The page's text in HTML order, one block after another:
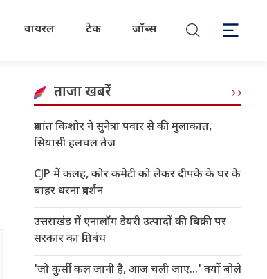
वायरल टेक जॉब्स
ताजा खबरें
प्रशांत किशोर ने सुनेत्रा पवार से की मुलाकात,
सियासी हलचल तेज
CJP में कलह, कोर कमेटी को लेकर दीपके के घर के
बाहर धरना प्रदर्शन
उत्तराखंड में एनालॉग डेयरी उत्पादों की बिक्री पर
सरकार का प्रतिबंध
'जो कुर्सी कल जानी है, आज चली जाए...' क्यों बोले